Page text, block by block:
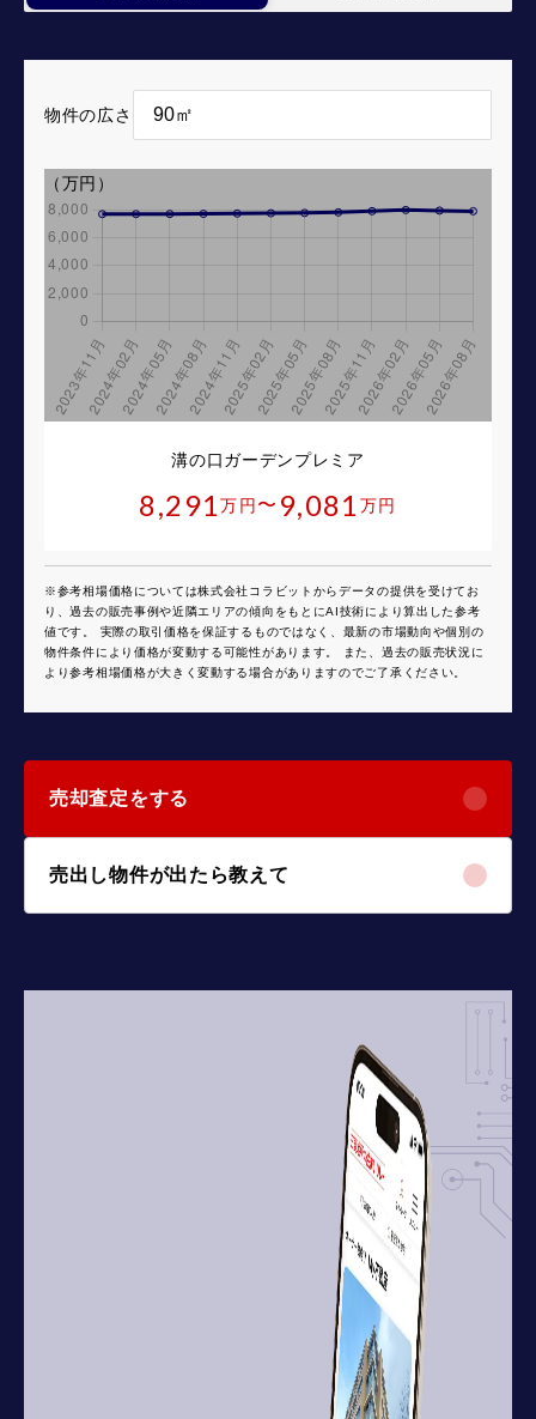
物件の広さ
溝の口ガーデンプレミア
8,291万円 〜 9,081 万円
※参考相場価格については株式会社コラビットからデータの提供を受けてお
り、過去の販売事例や近隣エリアの傾向をもとにAI技術により算出した参考
値です。 実際の取引価格を保証するものではなく、最新の市場動向や個別の
物件条件により価格が変動する可能性があります。 また、過去の販売状況に
より参考相場価格が大きく変動する場合がありますのでご了承ください。
（万円）
売却査定をする
売出し物件が出たら教えて